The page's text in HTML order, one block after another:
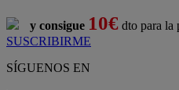
y consigue 10€ dto para la
SUSCRIBIRME
SÍGUENOS EN